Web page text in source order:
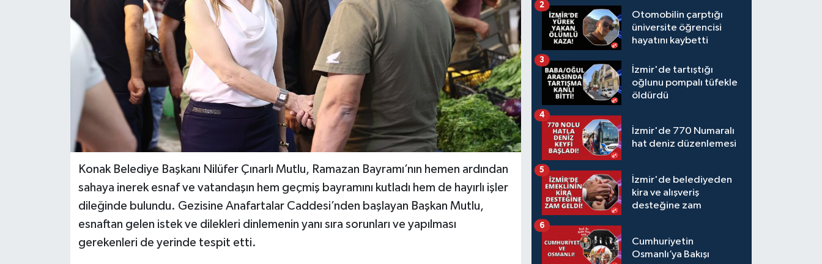
Konak Belediye Başkanı Nilüfer Çınarlı Mutlu, Ramazan Bayramı’nın hemen ardından
sahaya inerek esnaf ve vatandaşın hem geçmiş bayramını kutladı hem de hayırlı işler
dileğinde bulundu. Gezisine Anafartalar Caddesi’nden başlayan Başkan Mutlu,
esnaftan gelen istek ve dilekleri dinlemenin yanı sıra sorunları ve yapılması
gerekenleri de yerinde tespit etti.
Otomobilin çarptığı
üniversite öğrencisi
hayatını kaybetti
2
İzmir'de tartıştığı
oğlunu pompalı tüfekle
öldürdü
3
İzmir'de 770 Numaralı
hat deniz düzenlemesi
4
İzmir'de belediyeden
kira ve alışveriş
desteğine zam
5
Cumhuriyetin
Osmanlı’ya Bakışı
6